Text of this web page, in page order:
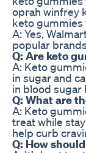
oprah winfrey
keto gummies
A: Yes,
popular
Q: Are keto
A: Keto
in sugar and
in blood sugar
Q: What are
A: Keto
treat while
help curb
Q: How